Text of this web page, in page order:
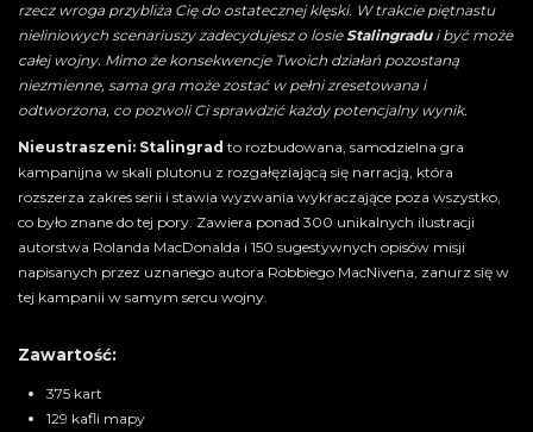
rzecz wroga przybliża Cię do ostatecznej klęski. W trakcie piętnastu
nieliniowych scenariuszy zadecydujesz o losieStalingradui być może
całej wojny. Mimo że konsekwencje Twoich działań pozostaną
niezmienne, sama gra może zostać w pełni zresetowana i
odtworzona, co pozwoli Ci sprawdzić każdy potencjalny wynik.
Nieustraszeni: Stalingrad to rozbudowana, samodzielna gra
kampanijna w skali plutonu z rozgałęziającą się narracją, która
rozszerza zakres serii i stawia wyzwania wykraczające poza wszystko,
co było znane do tej pory. Zawiera ponad 300 unikalnych ilustracji
autorstwa Rolanda MacDonalda i 150 sugestywnych opisów misji
napisanych przez uznanego autora Robbiego MacNivena, zanurz się w
tej kampanii w samym sercu wojny.
Zawartość:
375 kart
129 kafli mapy